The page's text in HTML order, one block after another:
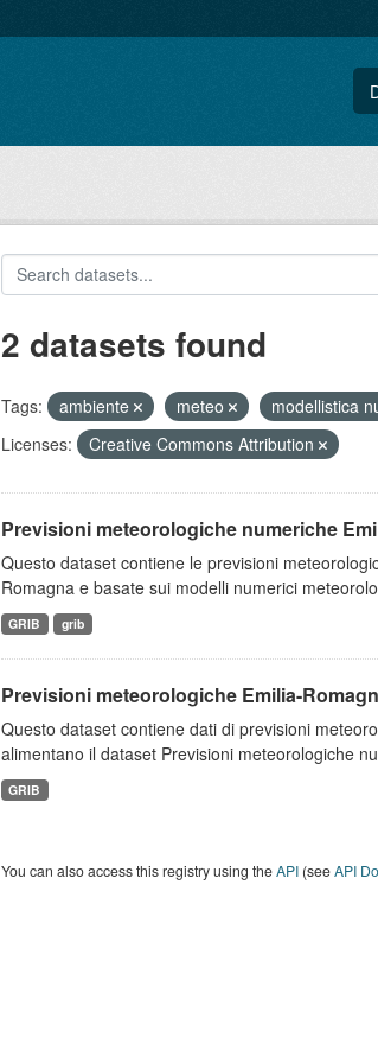
2 datasets found
Tags: ambiente meteo modellistica
Licenses:
Creative Commons Attribution
Previsioni meteorologiche numeriche
Questo dataset contiene le previsioni
Romagna e basate sui modelli numerici
GRIB grib
Previsioni meteorologiche Emilia-
Questo dataset contiene dati di previsioni
alimentano il dataset Previsioni meteorologiche
GRIB
You can also access this registry using theAPI(seeAPI